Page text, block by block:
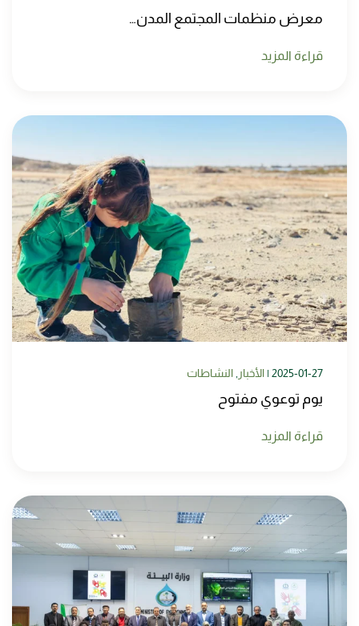
معرض منظمات المجتمع المدن…
قراءة المزيد
2025-01-27
| الأخبار النشاطات
يوم توعوي مفتوح
قراءة المزيد